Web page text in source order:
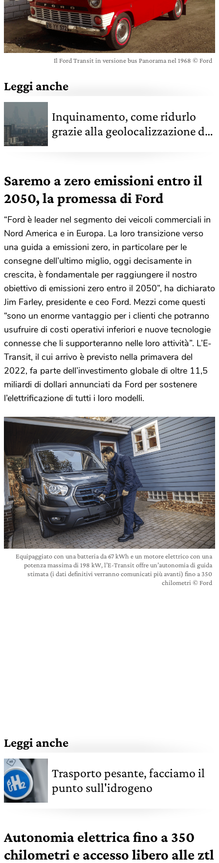
Il Ford Transit in versione bus Panorama nel 1968 © Ford
Leggi anche
Inquinamento, come ridurlo
grazie alla geolocalizzazione dei
Saremo a zero emissioni entro il
2050, la promessa di Ford
“Ford è leader nel segmento dei veicoli commerciali in
Nord America e in Europa. La loro transizione verso
una guida a emissioni zero, in particolare per le
consegne dell’ultimo miglio, oggi decisamente in
crescita, è fondamentale per raggiungere il nostro
obiettivo di emissioni zero entro il 2050”, ha dichiarato
Jim Farley, presidente e ceo Ford. Mezzi come questi
“sono un enorme vantaggio per i clienti che potranno
usufruire di costi operativi inferiori e nuove tecnologie
connesse che li supporteranno nelle loro attività”. L’E-
Transit, il cui arrivo è previsto nella primavera del
2022, fa parte dell’investimento globale di oltre 11,5
miliardi di dollari annunciati da Ford per sostenere
l’elettrificazione di tutti i loro modelli.
Equipaggiato con una batteria da 67 kWh e un motore elettrico con una
potenza massima di 198 kW, l’E-Transit offre un’autonomia di guida
stimata (i dati definitivi verranno comunicati più avanti) fino a 350
chilometri © Ford
Leggi anche
Trasporto pesante, facciamo il
punto sull'idrogeno
Autonomia elettrica fino a 350
chilometri e accesso libero alle ztl